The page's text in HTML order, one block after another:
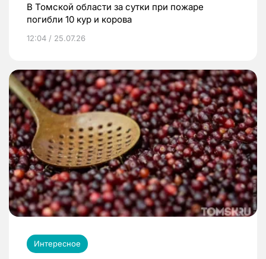
В Томской области за сутки при пожаре
погибли 10 кур и корова
12:04 / 25.07.26
Интересное